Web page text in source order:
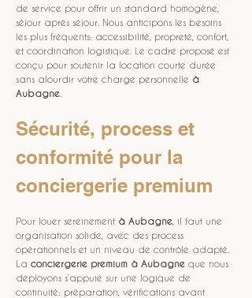
de service pour offrir un standard homogène,
séjour après séjour. Nous anticipons les besoins
les plus fréquents: accessibilité, propreté, confort,
et coordination logistique. Le cadre proposé est
conçu pour soutenir la location courte durée
sans alourdir votre charge personnelle à
Aubagne
Sécurité, process et
conformité pour la
conciergerie premium
Pour louer sereinement à Aubagne , il faut une
organisation solide, avec des process
opérationnels et un niveau de contrôle adapté.
La conciergerie premium à Aubagne que nous
déployons s’appuie sur une logique de
continuité: préparation, vérifications avant